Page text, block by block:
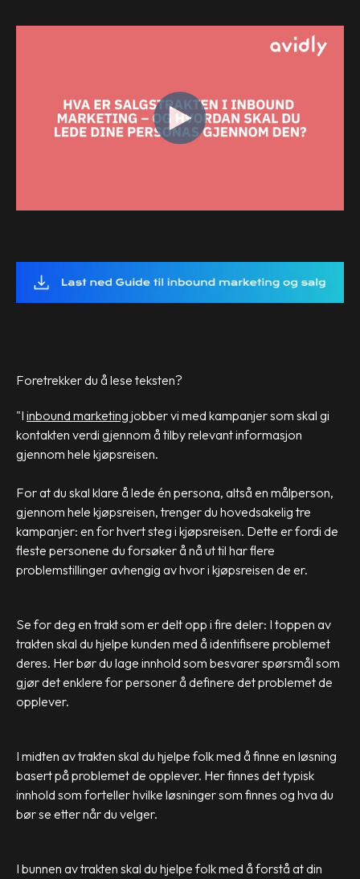
Foretrekker du å lese teksten?
"I inbound marketing jobber vi med kampanjer som skal gi
kontakten verdi gjennom å tilby relevant informasjon
gjennom hele kjøpsreisen.
For at du skal klare å lede én persona, altså en målperson,
gjennom hele kjøpsreisen, trenger du hovedsakelig tre
kampanjer: en for hvert steg i kjøpsreisen. Dette er fordi de
fleste personene du forsøker å nå ut til har flere
problemstillinger avhengig av hvor i kjøpsreisen de er.
Se for deg en trakt som er delt opp i fire deler: I toppen av
trakten skal du hjelpe kunden med å identifisere problemet
deres. Her bør du lage innhold som besvarer spørsmål som
gjør det enklere for personer å definere det problemet de
opplever.
I midten av trakten skal du hjelpe folk med å finne en løsning
basert på problemet de opplever. Her finnes det typisk
innhold som forteller hvilke løsninger som finnes og hva du
bør se etter når du velger.
I bunnen av trakten skal du hjelpe folk med å forstå at din